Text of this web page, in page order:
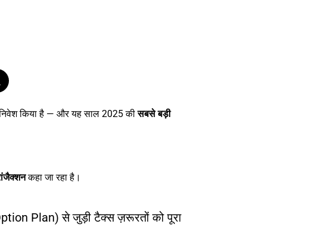
किया है — और यह साल 2025 कीसबसे बड़ी
कहा जा रहा है।
Plan) से जुड़ी टैक्स ज़रूरतों को पूरा